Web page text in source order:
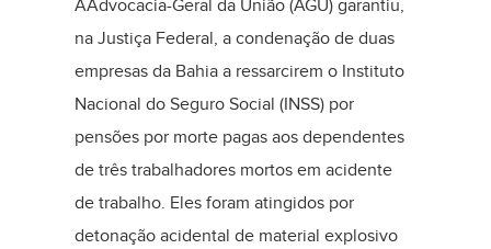
AAdvocacia-Geral da União (AGU) garantiu,
na Justiça Federal, a condenação de duas
empresas da Bahia a ressarcirem o Instituto
Nacional do Seguro Social (INSS) por
pensões por morte pagas aos dependentes
de três trabalhadores mortos em acidente
de trabalho. Eles foram atingidos por
detonação acidental de material explosivo